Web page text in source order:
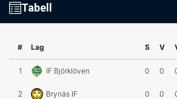
Tabell
# Lag S V
1 IF Björklöven 0 0
2 Brynäs IF 0 0